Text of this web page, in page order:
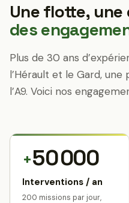
Une flotte, une
des
Plus de 30 ans
l’Hérault et le Gard,
l’A9. Voici nos
+50 000
Interventions / an
200 missions par jour,